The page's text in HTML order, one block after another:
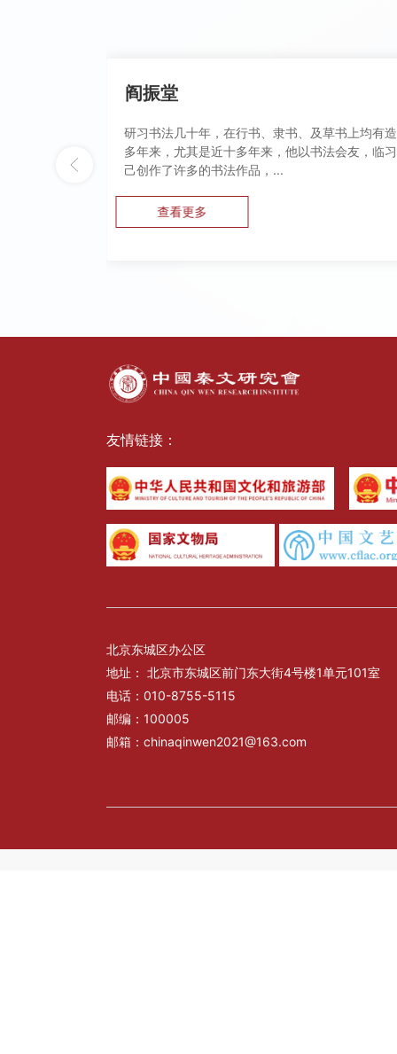
阎振堂
研习书法几十年，在行书、隶书、及草书上均有
多年来，尤其是近十多年来，他以书法会友，临
己创作了许多的书法作品，...
查看更多
北京东城区办公区
地址： 北京市东城区前门东大街4号楼1单元101室
电话：010-8755-5115
邮编：100005
邮箱：chinaqinwen2021@163.com
友情链接：